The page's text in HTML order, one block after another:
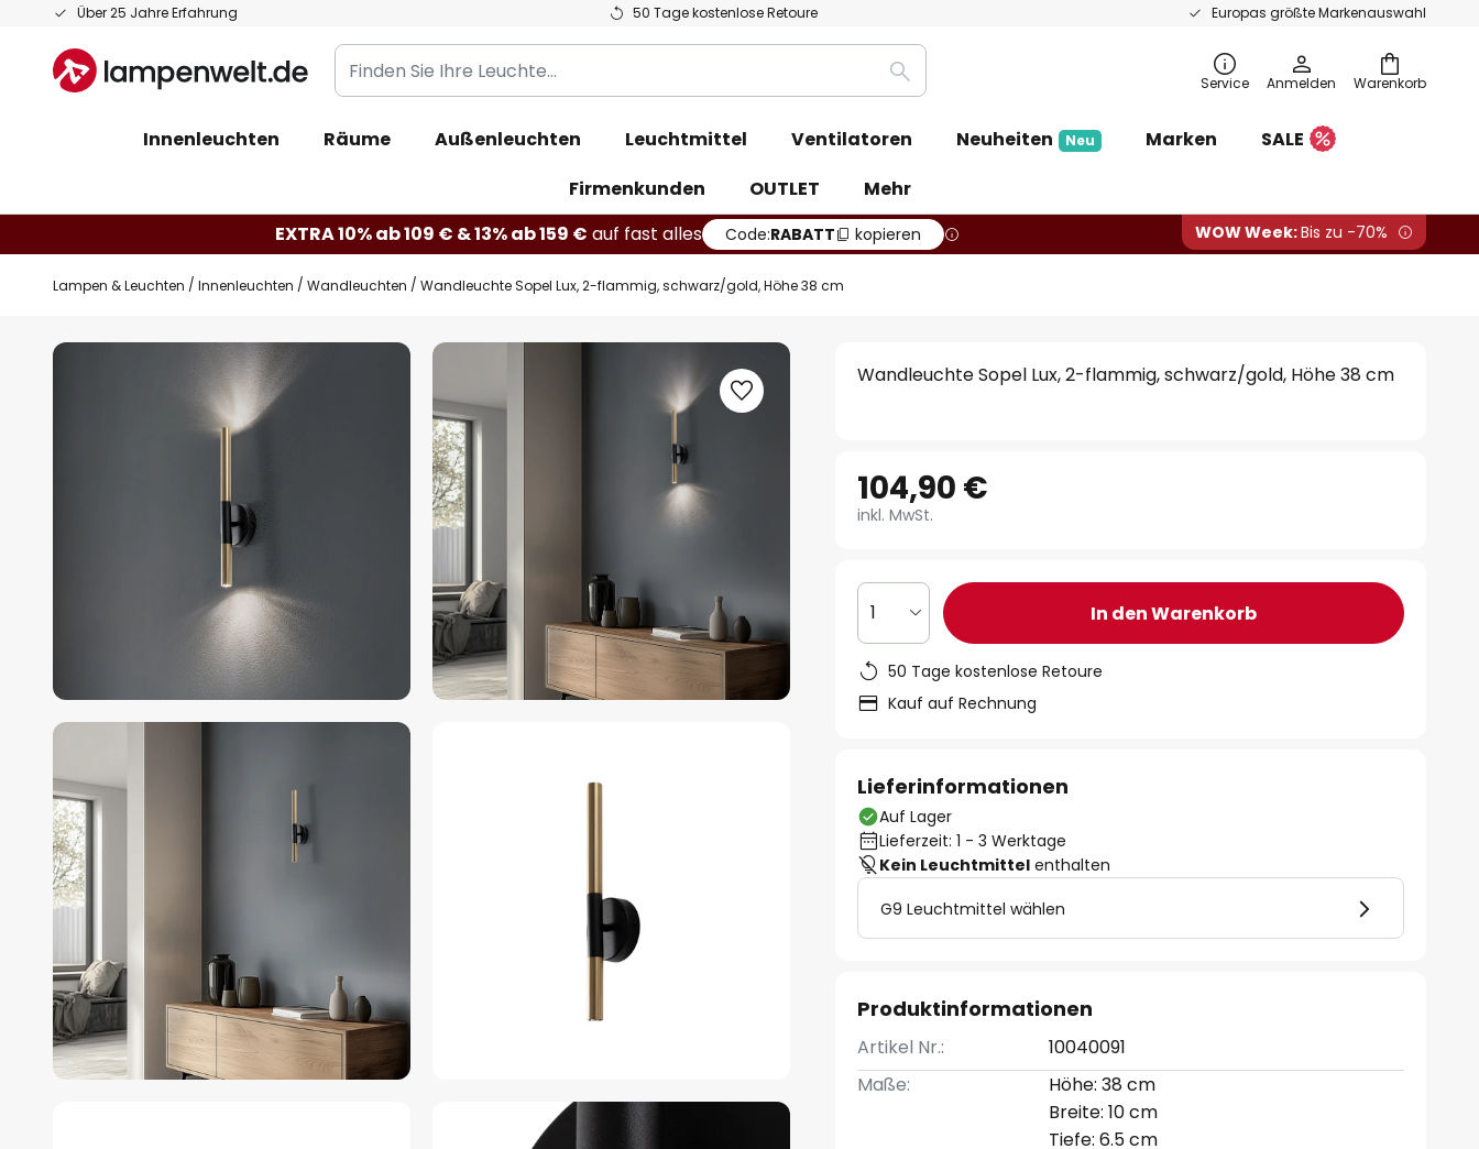
Über 25 Jahre Erfahrung 50 Tage kostenlose Retoure Europas größte Markenauswahl
Zum
springen
Warenkorb
Finden
Sie
Leuchte...
Suche Service Anmelden
Innenleuchten Räume Außenleuchten Leuchtmittel Ventilatoren Neuheiten Neu Marken
SALE
Firmenkunden
OUTLET
Mehr
EXTRA 10% ab 109 € & 13% ab 159 € auf fast alles Code:RABATT kopieren WOW Week:Bis zu -70%
Lampen & Leuchten Innenleuchten Wandleuchten Wandleuchte Sopel Lux, 2-flammig, schwarz/gold, Höhe 38 cm
Zum
Wandleuchte Sopel Lux, 2-flammig, schwarz/gold, Höhe 38 cm
104,90 €
inkl. MwSt.
1 In den Warenkorb
50 Tage kostenlose Retoure
Kauf auf Rechnung
Lieferinformationen
Auf Lager
Lieferzeit: 1 - 3 Werktage
Kein Leuchtmittel enthalten
G9 Leuchtmittel wählen
Produktinformationen
Artikel Nr.:
10040091
Maße:
Höhe: 38 cm
Breite: 10 cm
Tiefe: 6.5 cm